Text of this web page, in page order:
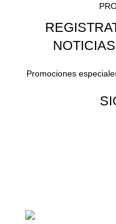
Promociones